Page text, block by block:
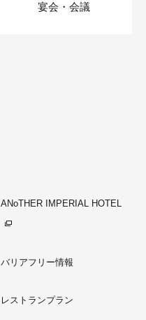
宴会・会議
ANoTHER IMPERIAL HOTEL
バリアフリー情報
レストランプラン